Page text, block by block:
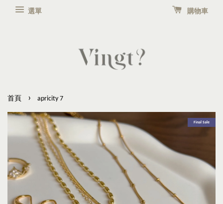
選單 購物車
首頁 › apricity 7
Final Sale